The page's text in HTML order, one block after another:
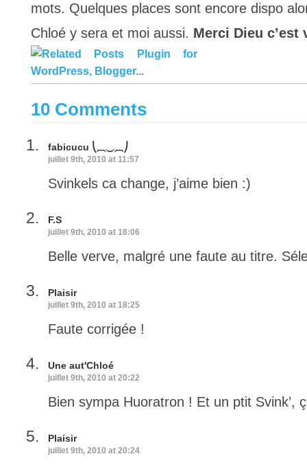
mots. Quelques places sont encore dispo
Chloé y sera et moi aussi. Merci Dieu c’est
10 Comments
fabicucu ⎝⏠⏝⏠⎠
juillet 9th, 2010 at 11:57
Svinkels ca change, j’aime bien :)
F.S
juillet 9th, 2010 at 18:06
Belle verve, malgré une faute au titre.
Plaisir
juillet 9th, 2010 at 18:25
Faute corrigée !
Une aut'Chloé
juillet 9th, 2010 at 20:22
Bien sympa Huoratron ! Et un ptit Svink’,
Plaisir
juillet 9th, 2010 at 20:24